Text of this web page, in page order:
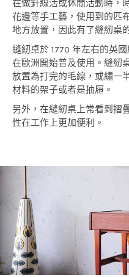
在做針線活或休閒活動時，
花邊等手工藝，使用到的匹
地方放置，因此有了縫紉桌
縫紉桌於 1770 年左右的英
在歐洲開始普及使用。縫紉
放置為打完的毛線，或繡一
材料的架子或者是抽屜。
另外，在縫紉桌上常看到摺
性在工作上更加便利。